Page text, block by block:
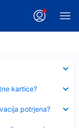
kartice?
potrjena?